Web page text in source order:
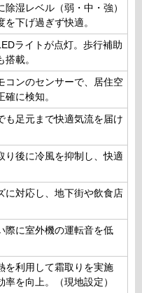
除湿レベル（弱・中・強）
を下げ過ぎず快適。
ライトが点灯。歩行補助
載。
コンのセンサーで、居住空
確に検知。
も足元まで快適気流を届け
り後に冷風を抑制し、快適
に対応し、地下街や飲食店
際に室外機の運転音を低
を利用して霜取りを実施
率を向上。（現地設定）